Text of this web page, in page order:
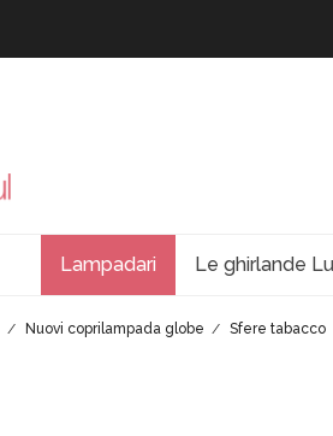
Lampadari Le ghirlande
Nuovi coprilampada globe Sfere tabacco